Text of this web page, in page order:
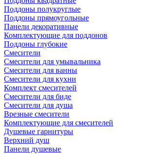
Поддоны полукруглые
Поддоны прямоугольные
Панели декоративные
Комплектующие для поддонов
Поддоны глубокие
Смесители
Смесители для умывальника
Смесители для ванны
Смесители для кухни
Комплект смесителей
Смесители для биде
Смесители для душа
Врезные смесители
Комплектующие для смесителей
Душевые гарнитуры
Верхний душ
Панели душевые